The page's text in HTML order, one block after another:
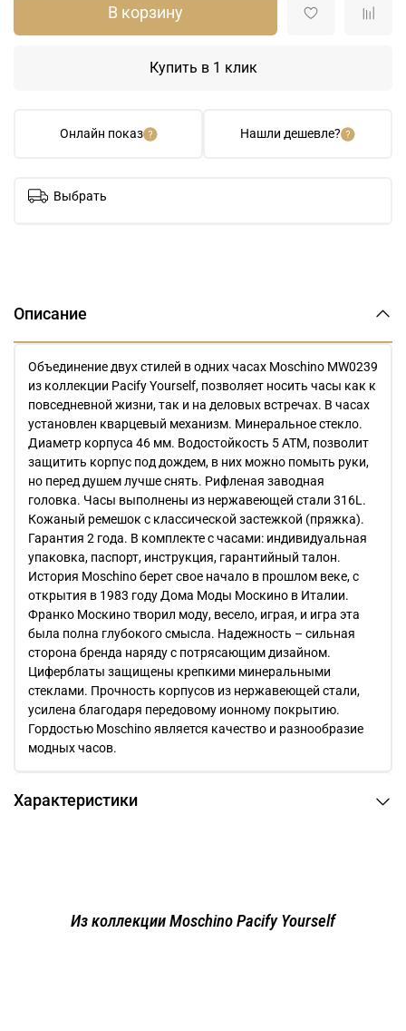
Онлайн показ Нашли дешевле?
В корзину
Купить в 1 клик
Выбрать
Описание
Объединение двух стилей в одних часах Moschino MW0239
из коллекции Pacify Yourself, позволяет носить часы как к
повседневной жизни, так и на деловых встречах. В часах
установлен кварцевый механизм. Минеральное стекло.
Диаметр корпуса 46 мм. Водостойкость 5 АТМ, позволит
защитить корпус под дождем, в них можно помыть руки,
но перед душем лучше снять. Рифленая заводная
головка. Часы выполнены из нержавеющей стали 316L.
Кожаный ремешок с классической застежкой (пряжка).
Гарантия 2 года. В комплекте с часами: индивидуальная
упаковка, паспорт, инструкция, гарантийный талон.
История Moschino берет свое начало в прошлом веке, с
открытия в 1983 году Дома Моды Москино в Италии.
Франко Москино творил моду, весело, играя, и игра эта
была полна глубокого смысла. Надежность – сильная
сторона бренда наряду с потрясающим дизайном.
Циферблаты защищены крепкими минеральными
стеклами. Прочность корпусов из нержавеющей стали,
усилена благодаря передовому ионному покрытию.
Гордостью Moschino является качество и разнообразие
модных часов.
Характеристики
Из коллекции Moschino Pacify Yourself